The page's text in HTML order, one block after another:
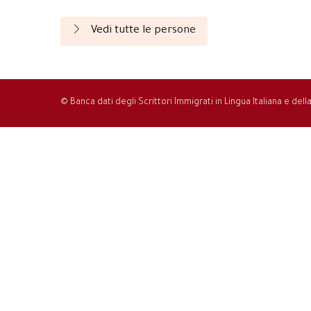
Vedi tutte le persone
© Banca dati degli Scrittori Immigrati in Lingua Italiana e